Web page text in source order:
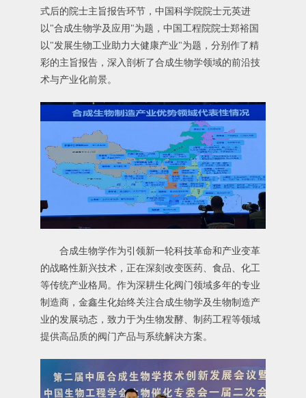
式后的院士主旨报告环节，中国科学院院士元英进
以"合成生物学及应用"为题，中国工程院院士郑裕国
以"发展生物工业助力大健康产业"为题，分别作了精
彩的主旨报告，深入剖析了合成生物学领域的前沿技
术与产业化前景。
合成生物学作为引领新一轮科技革命和产业变革
的战略性新兴技术，正在深刻改变医药、食品、化工
等传统产业格局。作为深耕生化阀门领域多年的专业
制造商，金鑫生化始终关注合成生物学及生物制造产
业的发展动态，致力于为生物发酵、制药工程等领域
提供高品质的阀门产品与系统解决方案。